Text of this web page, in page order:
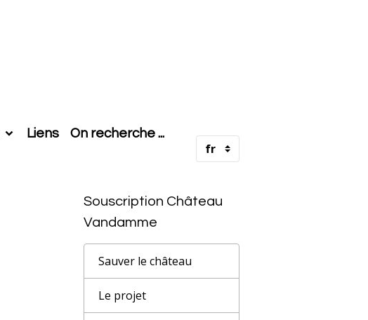
Liens On recherche ...
Souscription Château
Vandamme
Sauver le château
Le projet